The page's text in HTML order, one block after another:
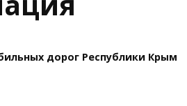
дорог Республики Крым